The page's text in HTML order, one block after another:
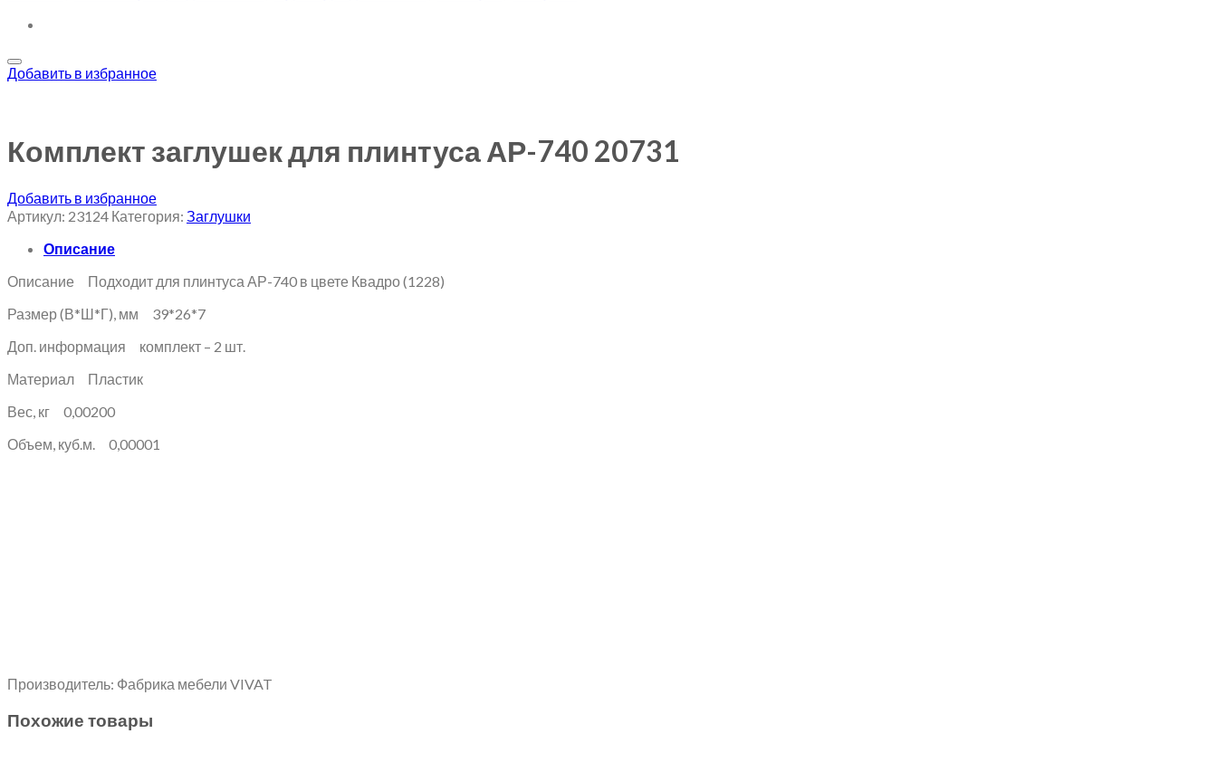
Добавить в избранное
Комплект заглушек для плинтуса АР-740 20731
Добавить в избранное
Артикул: 23124 Категория: Заглушки
Описание
Описание Подходит для плинтуса АР-740 в цвете Квадро (1228)
Размер (В*Ш*Г), мм 39*26*7
Доп. информация комплект – 2 шт.
Материал Пластик
Вес, кг 0,00200
Объем, куб.м. 0,00001
Производитель: Фабрика мебели VIVAT
Похожие товары